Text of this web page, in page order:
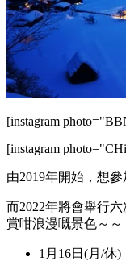
[instagram
[instagram
由2019年開始，想
而2022年將會舉行
賞咁浪漫嘅景色～～
1月16日(月/休)